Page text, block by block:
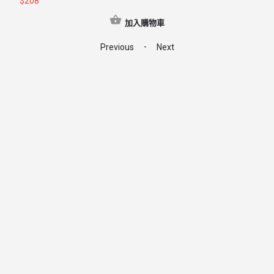
加入購物車
Previous - Next